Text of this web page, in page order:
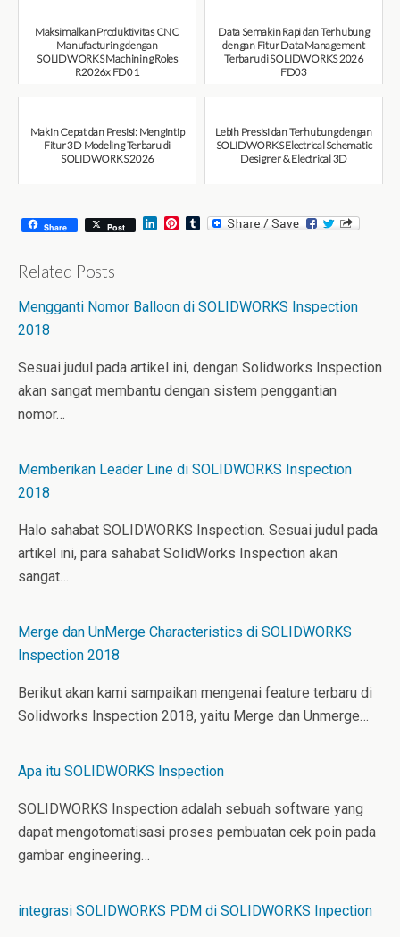
Maksimalkan Produktivitas CNC
Manufacturing dengan
SOLIDWORKS Machining Roles
R2026x FD01
Data Semakin Rapi dan Terhubung
dengan Fitur Data Management
Terbaru di SOLIDWORKS 2026
FD03
Makin Cepat dan Presisi: Mengintip
Fitur 3D Modeling Terbaru di
SOLIDWORKS 2026
Lebih Presisi dan Terhubung dengan
SOLIDWORKS Electrical Schematic
Designer & Electrical 3D
Share Post
L
I
P
e
T
Related Posts
Mengganti Nomor Balloon di SOLIDWORKS Inspection
2018
Sesuai judul pada artikel ini, dengan Solidworks Inspection
akan sangat membantu dengan sistem penggantian
nomor…
Memberikan Leader Line di SOLIDWORKS Inspection
2018
Halo sahabat SOLIDWORKS Inspection. Sesuai judul pada
artikel ini, para sahabat SolidWorks Inspection akan
sangat…
Merge dan UnMerge Characteristics di SOLIDWORKS
Inspection 2018
Berikut akan kami sampaikan mengenai feature terbaru di
Solidworks Inspection 2018, yaitu Merge dan Unmerge…
Apa itu SOLIDWORKS Inspection
SOLIDWORKS Inspection adalah sebuah software yang
dapat mengotomatisasi proses pembuatan cek poin pada
gambar engineering…
integrasi SOLIDWORKS PDM di SOLIDWORKS Inpection